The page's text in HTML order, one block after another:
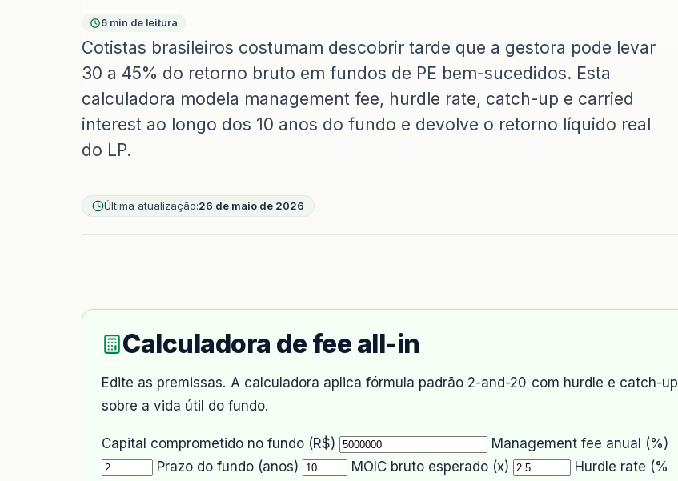
6 min de leitura
Cotistas brasileiros costumam descobrir tarde que a gestora pode levar
30 a 45% do retorno bruto em fundos de PE bem-sucedidos. Esta
calculadora modela management fee, hurdle rate, catch-up e carried
interest ao longo dos 10 anos do fundo e devolve o retorno líquido real
do LP.
Última atualização:26 de maio de 2026
Calculadora de fee all-in
Edite as premissas. A calculadora aplica fórmula padrão 2-and-20 com hurdle e catch-up
sobre a vida útil do fundo.
Capital comprometido no fundo (R$)
Management fee anual (%)
Prazo do fundo (anos)
MOIC bruto esperado (x)
Hurdle rate (%